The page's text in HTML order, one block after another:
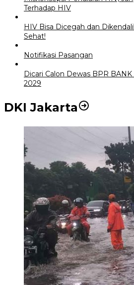
Terhadap HIV
HIV Bisa Dicegah dan
Sehat!
Notifikasi Pasangan
Dicari Calon Dewas BPR
2029
DKI Jakarta